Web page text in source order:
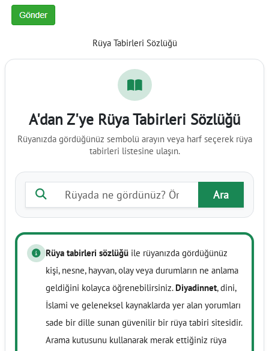
Rüya Tabirleri Sözlüğü
A'dan Z'ye Rüya Tabirleri Sözlüğü
Rüyanızda gördüğünüz sembolü arayın veya harf seçerek rüya
tabirleri listesine ulaşın.
Rüya tabiri ara
Ara
Rüya tabirleri sözlüğü ile rüyanızda gördüğünüz
kişi, nesne, hayvan, olay veya durumların ne anlama
geldiğini kolayca öğrenebilirsiniz. Diyadinnet, dini,
İslami ve geleneksel kaynaklarda yer alan yorumları
sade bir dille sunan güvenilir bir rüya tabiri sitesidir.
Arama kutusunu kullanarak merak ettiğiniz rüya